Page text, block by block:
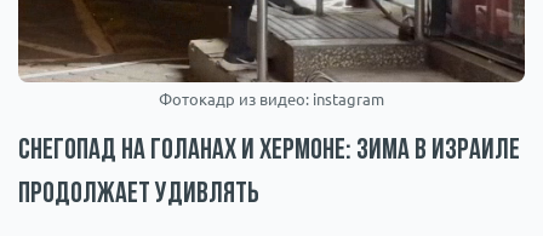
Фотокадр из видео: instagram
Снегопад на Голанах и Хермоне: зима в Израиле
продолжает удивлять